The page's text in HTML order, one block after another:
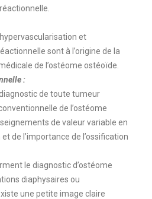
et
sont à l’origine de la
de l’ostéome ostéoïde.
:
de toute tumeur
de l’ostéome
de valeur variable en
de l’importance de l’ossification
le diagnostic d’ostéome
diaphysaires ou
une petite image claire